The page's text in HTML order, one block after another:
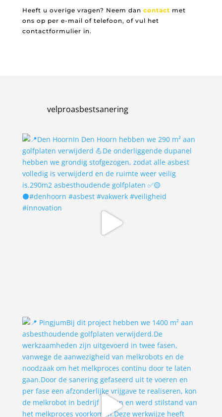
Heeft u overige vragen? Neem dan contact met
ons op per e-mail of telefoon, of vul het
contactformulier in.
velproasbestsanering